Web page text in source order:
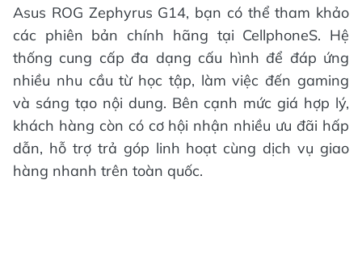
Asus ROG Zephyrus G14, bạn có thể tham khảo
các phiên bản chính hãng tại CellphoneS. Hệ
thống cung cấp đa dạng cấu hình để đáp ứng
nhiều nhu cầu từ học tập, làm việc đến gaming
và sáng tạo nội dung. Bên cạnh mức giá hợp lý,
khách hàng còn có cơ hội nhận nhiều ưu đãi hấp
dẫn, hỗ trợ trả góp linh hoạt cùng dịch vụ giao
hàng nhanh trên toàn quốc.